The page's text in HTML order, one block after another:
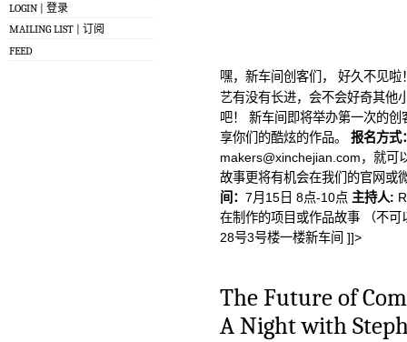
LOGIN | 登录
MAILING LIST | 订阅
FEED
嘿，新车间创客们， 好久不见
艺有没有长进，会不会好奇其他
吧！ 新车间即将举办第一次的
享你们的酷炫的作品。 报名方式
makers@xinchejian.com，就可
故事更将有机会在我们的官网或
间： 7月15日 8点-10点 主持人:
在制作的项目或作品故事 （不
28号3号楼一楼新车间 ]]>
The Future of
A Night with